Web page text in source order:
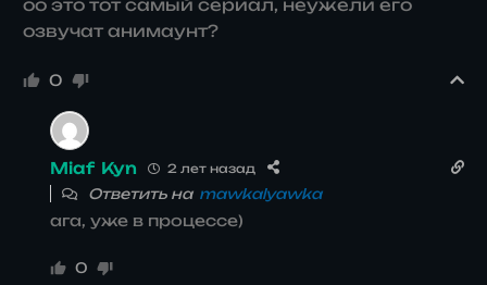
оо это тот самый сериал, неужели его
озвучат анимаунт?
0
Miaf Kyn 2 лет назад
Ответить на mawkalyawka
ага, уже в процессе)
0